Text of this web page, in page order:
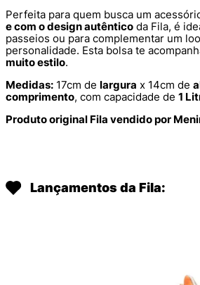
Perfeita para quem busca um
e com o design autêntico da Fila, é
passeios ou para complementar um
personalidade. Esta bolsa te
muito estilo.
Medidas: 17cm de largura x 14cm de
comprimento, com capacidade de 1
Produto original Fila vendido por
Lançamentos da Fila: